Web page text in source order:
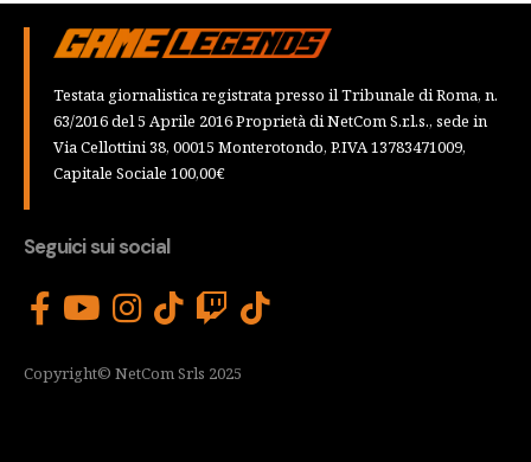
Testata giornalistica registrata presso il Tribunale di Roma, n.
63/2016 del 5 Aprile 2016 Proprietà di NetCom S.r.l.s., sede in
Via Cellottini 38, 00015 Monterotondo, P.IVA 13783471009,
Capitale Sociale 100,00€
Seguici sui social
Copyright© NetCom Srls 2025